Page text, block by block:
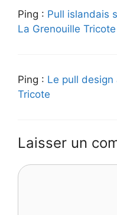
Ping : Pull islandais
La Grenouille Tricote
Ping : Le pull
Tricote
Laisser un
Commentaire